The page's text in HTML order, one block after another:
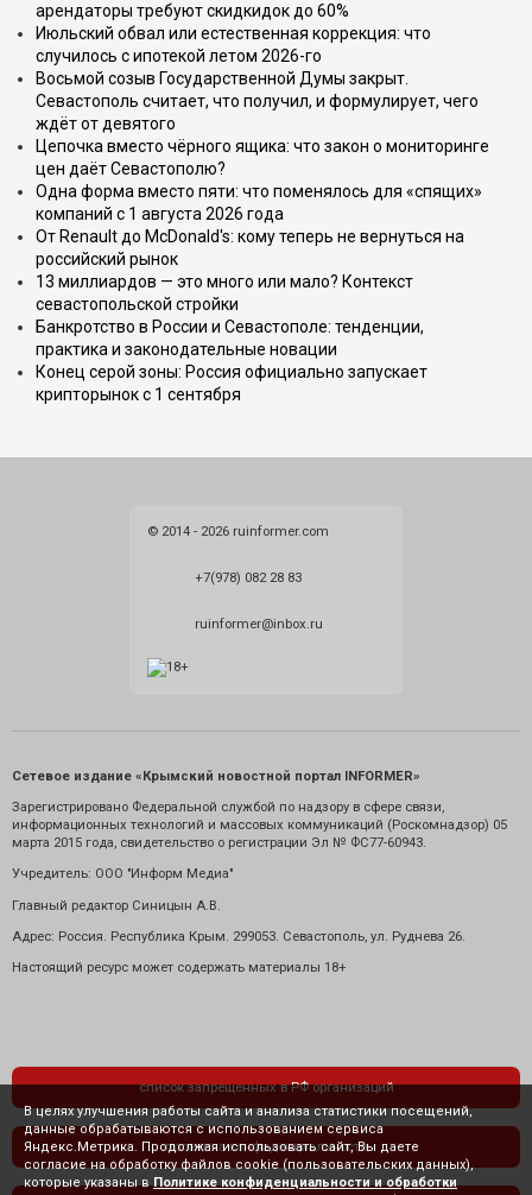
арендаторы требуют скидкидок до 60%
Июльский обвал или естественная коррекция: что
случилось с ипотекой летом 2026-го
Восьмой созыв Государственной Думы закрыт.
Севастополь считает, что получил, и формулирует, чего
ждёт от девятого
Цепочка вместо чёрного ящика: что закон о мониторинге
цен даёт Севастополю?
Одна форма вместо пяти: что поменялось для «спящих»
компаний с 1 августа 2026 года
От Renault до McDonald's: кому теперь не вернуться на
российский рынок
13 миллиардов — это много или мало? Контекст
севастопольской стройки
Банкротство в России и Севастополе: тенденции,
практика и законодательные новации
Конец серой зоны: Россия официально запускает
крипторынок с 1 сентября
© 2014 - 2026 ruinformer.com
+7(978) 082 28 83
ruinformer@inbox.ru
Сетевое издание «Крымский новостной портал INFORMER»
Зарегистрировано Федеральной службой по надзору в сфере связи,
информационных технологий и массовых коммуникаций (Роскомнадзор) 05
марта 2015 года, свидетельство о регистрации Эл № ФС77-60943.
Учредитель: ООО "Информ Медиа"
Главный редактор Синицын А.В.
Адрес: Россия. Республика Крым. 299053. Севастополь, ул. Руднева 26.
Настоящий ресурс может содержать материалы 18+
список запрещенных в РФ организаций
политика конфиденциальности
В целях улучшения работы сайта и анализа статистики посещений,
данные обрабатываются с использованием сервиса
Яндекс.Метрика. Продолжая использовать сайт, Вы даете
согласие на обработку файлов cookie (пользовательских данных),
которые указаны в Политике конфиденциальности и обработки